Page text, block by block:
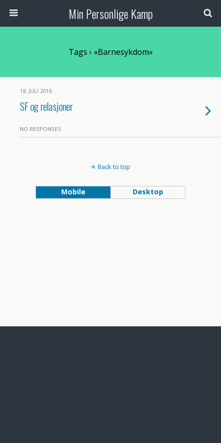
Min Personlige Kamp
Tags › «barnesykdom»
18. JULI 2016
SF og relasjoner
NO RESPONSES
Back to top
Mobile Desktop